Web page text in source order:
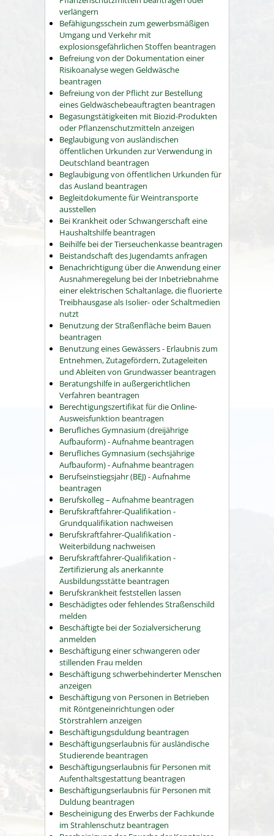
verlängern
Befähigungsschein zum gewerbsmäßigen
Umgang und Verkehr mit
explosionsgefährlichen Stoffen beantragen
Befreiung von der Dokumentation einer
Risikoanalyse wegen Geldwäsche
beantragen
Befreiung von der Pflicht zur Bestellung
eines Geldwäschebeauftragten beantragen
Begasungstätigkeiten mit Biozid-Produkten
oder Pflanzenschutzmitteln anzeigen
Beglaubigung von ausländischen
öffentlichen Urkunden zur Verwendung in
Deutschland beantragen
Beglaubigung von öffentlichen Urkunden für
das Ausland beantragen
Begleitdokumente für Weintransporte
ausstellen
Bei Krankheit oder Schwangerschaft eine
Haushaltshilfe beantragen
Beihilfe bei der Tierseuchenkasse beantragen
Beistandschaft des Jugendamts anfragen
Benachrichtigung über die Anwendung einer
Ausnahmeregelung bei der Inbetriebnahme
einer elektrischen Schaltanlage, die fluorierte
Treibhausgase als Isolier- oder Schaltmedien
nutzt
Benutzung der Straßenfläche beim Bauen
beantragen
Benutzung eines Gewässers - Erlaubnis zum
Entnehmen, Zutagefördern, Zutageleiten
und Ableiten von Grundwasser beantragen
Beratungshilfe in außergerichtlichen
Verfahren beantragen
Berechtigungszertifikat für die Online-
Ausweisfunktion beantragen
Berufliches Gymnasium (dreijährige
Aufbauform) - Aufnahme beantragen
Berufliches Gymnasium (sechsjährige
Aufbauform) - Aufnahme beantragen
Berufseinstiegsjahr (BEJ) - Aufnahme
beantragen
Berufskolleg – Aufnahme beantragen
Berufskraftfahrer-Qualifikation -
Grundqualifikation nachweisen
Berufskraftfahrer-Qualifikation -
Weiterbildung nachweisen
Berufskraftfahrer-Qualifikation -
Zertifizierung als anerkannte
Ausbildungsstätte beantragen
Berufskrankheit feststellen lassen
Beschädigtes oder fehlendes Straßenschild
melden
Beschäftigte bei der Sozialversicherung
anmelden
Beschäftigung einer schwangeren oder
stillenden Frau melden
Beschäftigung schwerbehinderter Menschen
anzeigen
Beschäftigung von Personen in Betrieben
mit Röntgeneinrichtungen oder
Störstrahlern anzeigen
Beschäftigungsduldung beantragen
Beschäftigungserlaubnis für ausländische
Studierende beantragen
Beschäftigungserlaubnis für Personen mit
Aufenthaltsgestattung beantragen
Beschäftigungserlaubnis für Personen mit
Duldung beantragen
Bescheinigung des Erwerbs der Fachkunde
im Strahlenschutz beantragen